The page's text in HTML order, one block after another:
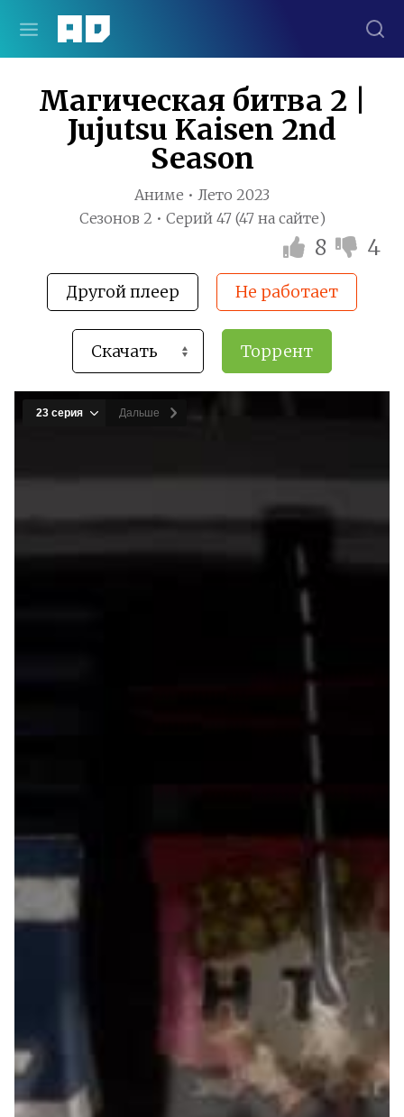
Магическая битва 2 |
Jujutsu Kaisen 2nd
Season
Аниме • Лето 2023
Сезонов 2 • Серий 47 (47 на сайте)
8 4
Другой плеер Не работает
Торрент